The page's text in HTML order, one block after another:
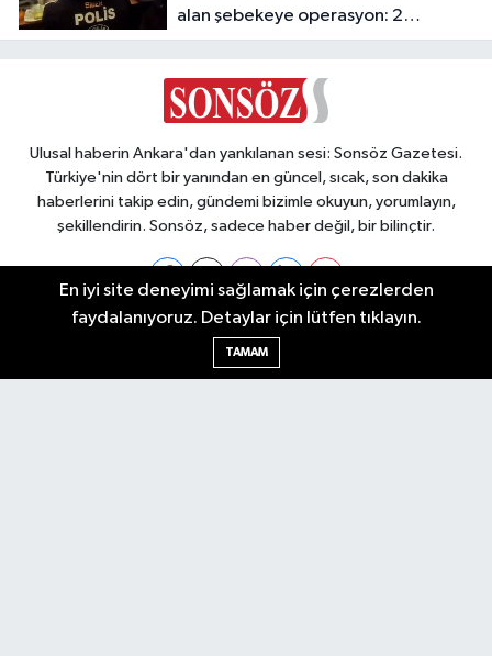
alan şebekeye operasyon: 2
tutuklama
Ulusal haberin Ankara'dan yankılanan sesi: Sonsöz Gazetesi.
Türkiye'nin dört bir yanından en güncel, sıcak, son dakika
haberlerini takip edin, gündemi bizimle okuyun, yorumlayın,
şekillendirin. Sonsöz, sadece haber değil, bir bilinçtir.
Ankara Nöbetçi Eczaneler
En iyi site deneyimi sağlamak için çerezlerden
faydalanıyoruz. Detaylar için lütfen tıklayın.
TAMAM